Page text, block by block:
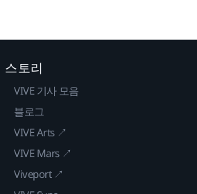
스토리
VIVE 기사 모음
블로그
VIVE Arts ↗
VIVE Mars ↗
Viveport ↗